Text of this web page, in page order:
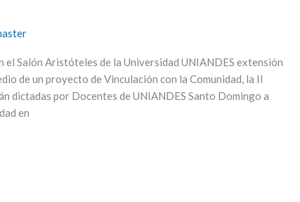
el Salón Aristóteles de la Universidad UNIANDES extensión
de un proyecto de Vinculación con la Comunidad, la II
dictadas por Docentes de UNIANDES Santo Domingo a
en